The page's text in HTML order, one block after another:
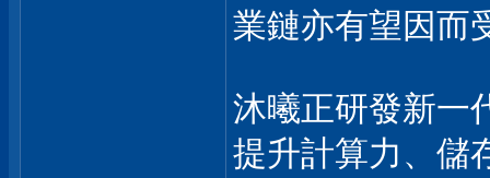
業鏈亦有望因而
沐曦正研發新一
提升計算力、儲